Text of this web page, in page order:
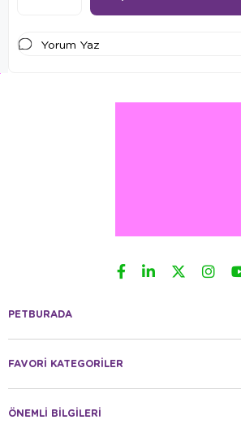
Yorum Yaz
PETBURADA
FAVORİ KATEGORİLER
ÖNEMLİ BİLGİLERİ